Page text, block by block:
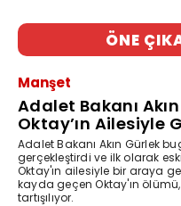
ÖNE
Manşet
Adalet Bakanı
Oktay’ın Ailesiyle
Adalet Bakanı Akın Gürlek
gerçekleştirdi ve ilk olarak
Oktay'ın ailesiyle bir araya
kayda geçen Oktay'ın
tartışılıyor.